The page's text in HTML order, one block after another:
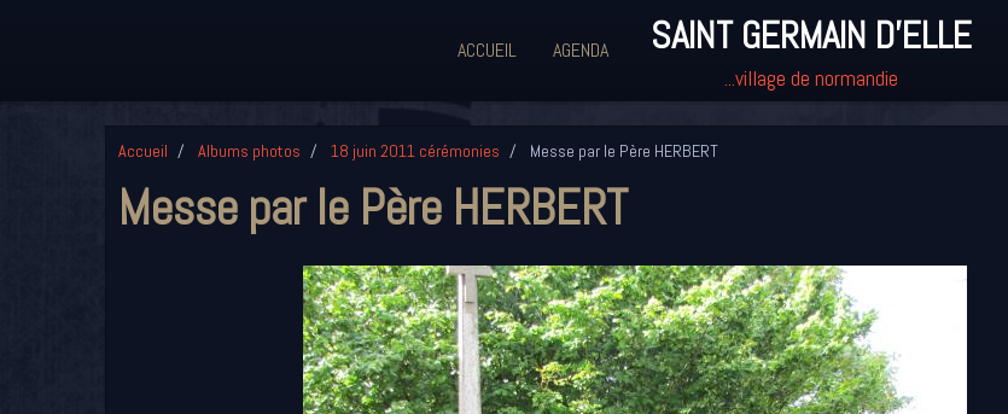
ACCUEIL AGENDA SAINT GERMAIN D'ELLE
...village de normandie
Accueil Albums photos 18 juin 2011 cérémonies Messe par le Père HERBERT
Messe par le Père HERBERT